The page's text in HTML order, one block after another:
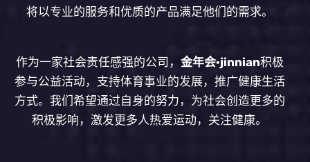
将以专业的服务和优质的产品满足他们的需求。
作为一家社会责任感强的公司， 金年会·jinnian积极
参与公益活动，支持体育事业的发展，推广健康生活
方式。我们希望通过自身的努力，为社会创造更多的
积极影响，激发更多人热爱运动，关注健康。